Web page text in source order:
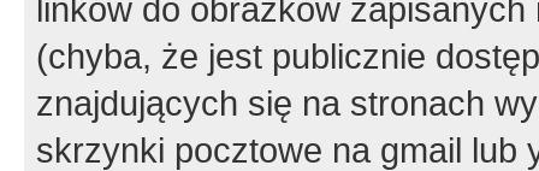
linków do obrazków
(chyba, że jest publicznie
znajdujących się na stronach
skrzynki pocztowe na gmail lub